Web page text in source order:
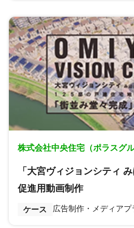
株式会社中央住宅（ポラスグ
「大宮ヴィジョンシティ
促進用動画制作
ケース 広告制作・メディアプ